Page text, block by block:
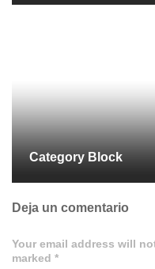
Category Block
Deja un comentario
Your email address will
marked *